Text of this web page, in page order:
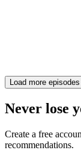
Load more episodes
Never lose
Create a free
recommendations.